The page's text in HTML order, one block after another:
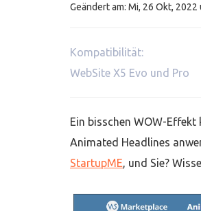
Geändert am: Mi, 26 Okt, 2022
Kompatibilität:
WebSite X5 Evo und Pro
Ein bisschen WOW-
Animated Headlines
StartupME, und Sie?